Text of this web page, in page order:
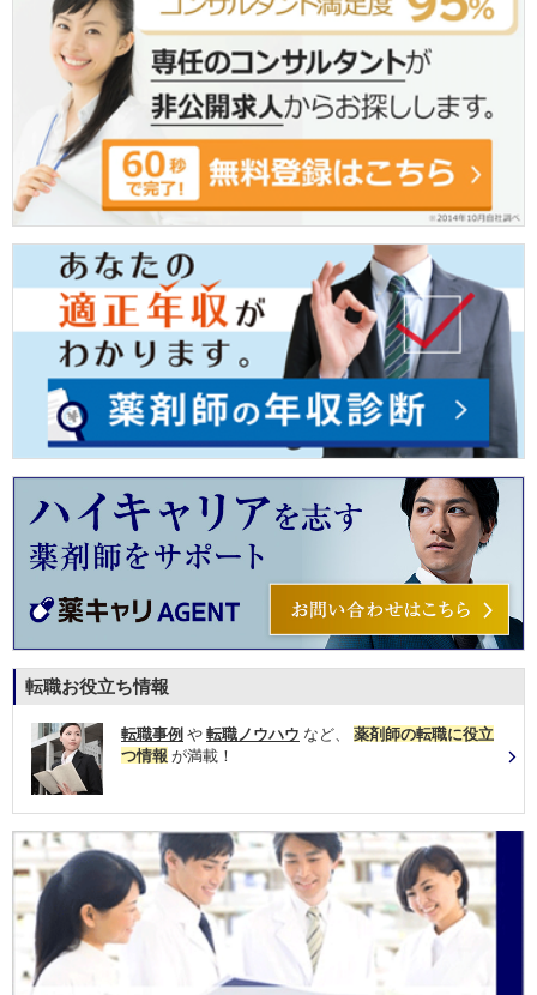
転職お役立ち情報
転職事例 や 転職ノウハウ など、 薬剤師の転職に役立
つ情報 が満載！